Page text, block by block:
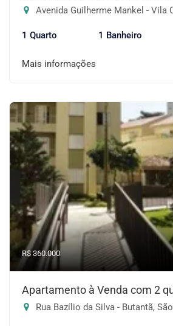
Avenida Guilherme Mankel - Vila
1 Quarto 1 Banheiro
Mais informações
R$ 360.000
Apartamento à Venda com 2
Rua Bazílio da Silva - Butantã,